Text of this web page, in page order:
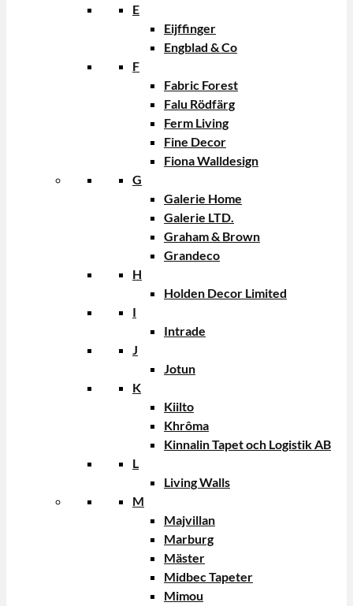
E
Eijffinger
Engblad & Co
F
Fabric Forest
Falu Rödfärg
Ferm Living
Fine Decor
Fiona Walldesign
G
Galerie Home
Galerie LTD.
Graham & Brown
Grandeco
H
Holden Decor Limited
I
Intrade
J
Jotun
K
Kiilto
Khrôma
Kinnalin Tapet och Logistik AB
L
Living Walls
M
Majvillan
Marburg
Mäster
Midbec Tapeter
Mimou